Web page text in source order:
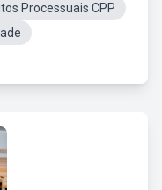
Processuais CPP